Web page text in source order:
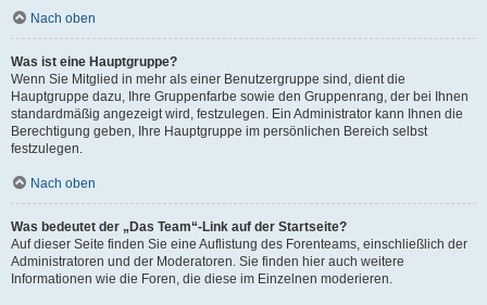
Nach oben
Was ist eine Hauptgruppe?
Wenn Sie Mitglied in mehr als einer Benutzergruppe sind, dient die
Hauptgruppe dazu, Ihre Gruppenfarbe sowie den Gruppenrang, der bei Ihnen
standardmäßig angezeigt wird, festzulegen. Ein Administrator kann Ihnen die
Berechtigung geben, Ihre Hauptgruppe im persönlichen Bereich selbst
festzulegen.
Nach oben
Was bedeutet der „Das Team“-Link auf der Startseite?
Auf dieser Seite finden Sie eine Auflistung des Forenteams, einschließlich der
Administratoren und der Moderatoren. Sie finden hier auch weitere
Informationen wie die Foren, die diese im Einzelnen moderieren.